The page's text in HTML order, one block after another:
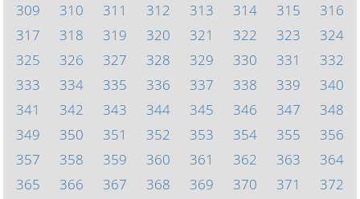
309
310 311 312 313 314 315
316
317
318 319 320 321 322 323
324
325
326 327 328 329 330 331
332
333
334 335 336 337 338 339
340
341
342 343 344 345 346 347
348
349
350 351 352 353 354 355
356
357
358 359 360 361 362 363
364
365
366 367 368 369 370 371 372